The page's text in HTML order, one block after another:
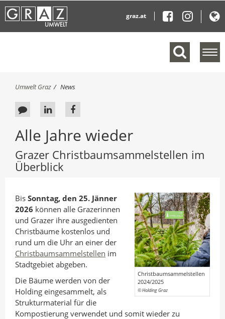
graz.at
M
e
n
S
s
n
d
h
e
Umwelt Graz News
F
e
d
b
k
a
n
A
u
t
o
r
A
i
e
d
I
n
t
e
i
l
e
A
f
F
a
b
o
o
k
t
e
i
l
e
Alle Jahre wieder
Grazer Christbaumsammelstellen im
Überblick
Christbaumsammelstellen
2024/2025
© Holding Graz
Bis Sonntag, den 25. Jänner
2026 können alle Grazerinnen
und Grazer ihre ausgedienten
Christbäume kostenlos und
rund um die Uhr an einer der
Christbaumsammelstellen im
Stadtgebiet abgeben.
Die Bäume werden von der
Holding eingesammelt, als
Strukturmaterial für die
Kompostierung verwendet und somit wieder zu